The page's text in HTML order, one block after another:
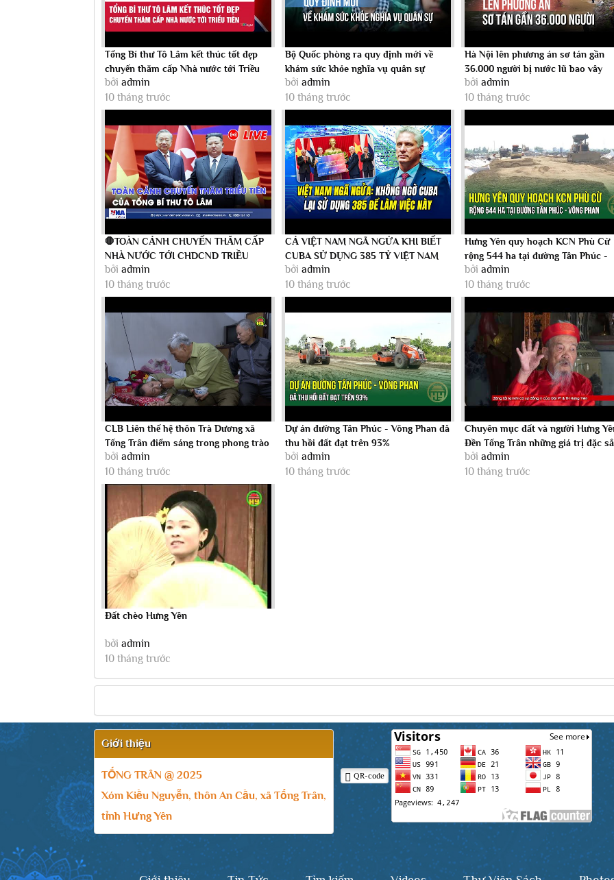
Tổng Bí thư Tô Lâm kết thúc tốt đẹp
chuyến thăm cấp Nhà nước tới Triều
Tiên...
bởi admin
10 tháng trước
Bộ Quốc phòng ra quy định mới về
khám sức khỏe nghĩa vụ quân sự
bởi admin
10 tháng trước
Hà Nội lên phương án sơ tán gần
36.000 người bị nước lũ bao vây
bởiadmin
10 tháng trước
🛑TOÀN CẢNH CHUYẾN THĂM CẤP
NHÀ NƯỚC TỚI CHDCND TRIỀU
TIÊN CỦA TỔNG BÍ THƯ...
bởi admin
10 tháng trước
CẢ VIỆT NAM NGÃ NGỬA KHI BIẾT
CUBA SỬ DỤNG 385 TỶ VIỆT NAM
ỦNG HỘ ĐỂ LÀM...
bởi admin
10 tháng trước
Hưng Yên quy hoạch KCN Phù Cừ
rộng 544 ha tại đường Tân Phúc -
Võng Phan
bởiadmin
10 tháng trước
CLB Liên thế hệ thôn Trà Dương xã
Tống Trân điểm sáng trong phong trào
giúp...
bởi admin
10 tháng trước
Dự án đường Tân Phúc - Võng Phan đã
thu hồi đất đạt trên 93%
bởi admin
10 tháng trước
Chuyên mục đất và người Hưng
Đền Tống Trân những giá trị đặc
bởiadmin
10 tháng trước
Đất chèo Hưng Yên
bởi admin
10 tháng trước
Giới thiệu
TỐNG TRÂN @ 2025
Xóm Kiều Nguyễn, thôn An Cầu, xã Tống Trân,
tỉnh Hưng Yên
QR-code